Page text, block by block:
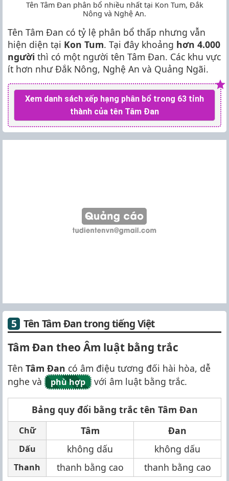
Tên Tâm Đan phân bổ nhiều nhất tại Kon Tum, Đắk
Nông và Nghệ An.
Tên Tâm Đan có tỷ lệ phân bổ thấp nhưng vẫn
hiện diện tại Kon Tum. Tại đây khoảng hơn 4.000
người thì có một người tên Tâm Đan. Các khu vực
ít hơn như Đắk Nông, Nghệ An và Quảng Ngãi.
Xem danh sách xếp hạng phân bổ trong 63 tỉnh
thành của tên Tâm Đan
Tên Tâm Đan trong tiếng Việt
Tâm Đan theo Âm luật bằng trắc
Tên Tâm Đan có âm điệu tương đối hài hòa, dễ
nghe và
phù hợp với âm luật bằng trắc.
Bảng quy đổi bằng trắc tên Tâm Đan
Chữ Tâm Đan
Dấu không dấu không dấu
Thanh thanh bằng cao thanh bằng cao